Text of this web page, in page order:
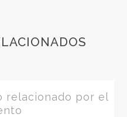
relacionado por el